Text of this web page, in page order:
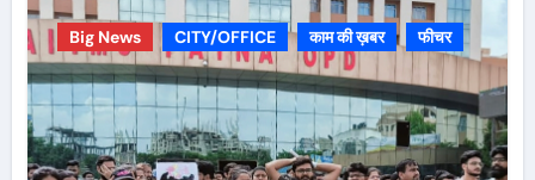
Big News CITY/OFFICE काम की ख़बर फीचर